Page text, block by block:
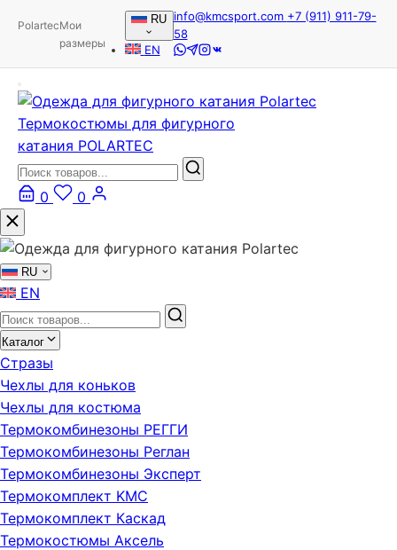
PolartecМои
размеры
RU
EN
info@kmcsport.com +7 (911) 911-79-
58
Термокостюмы для фигурного
катания POLARTEC
0 0
RU
EN
Каталог
Стразы
Чехлы для коньков
Чехлы для костюма
Термокомбинезоны РЕГГИ
Термокомбинезоны Реглан
Термокомбинезоны Эксперт
Термокомплект KMC
Термокомплект Каскад
Термокостюмы Аксель